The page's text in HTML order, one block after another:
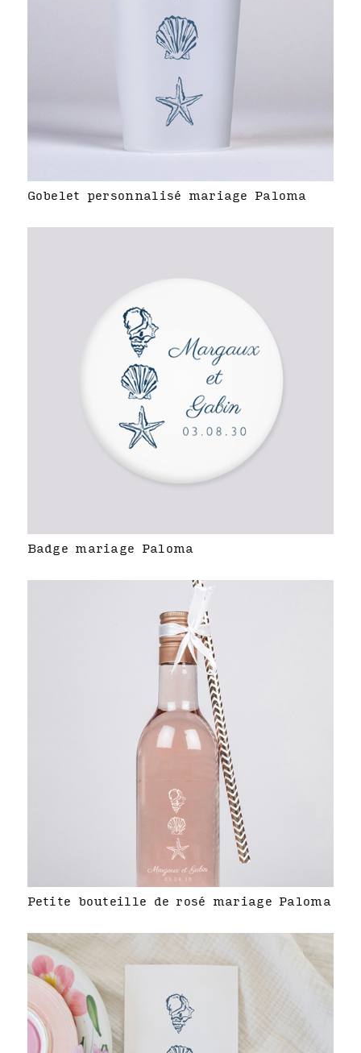
Gobelet personnalisé mariage Paloma
Badge mariage Paloma
Petite bouteille de rosé mariage Paloma